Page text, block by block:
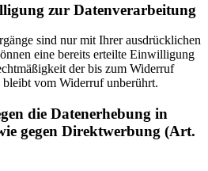
zur Datenverarbeitung
sind nur mit Ihrer ausdrücklichen
eine bereits erteilte Einwilligung
der bis zum Widerruf
vom Widerruf unberührt.
die Datenerhebung in
gegen Direktwerbung (Art.